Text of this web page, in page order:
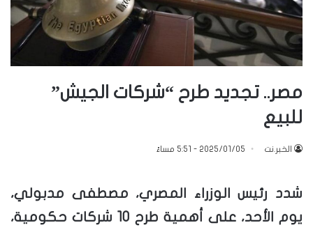
مصر.. تجديد طرح “شركات الجيش”
للبيع
الخبر.نت 2025/01/05 - 5:51 مساءً
شدد رئيس الوزراء المصري، مصطفى مدبولي،
يوم الأحد، على أهمية طرح 10 شركات حكومية،